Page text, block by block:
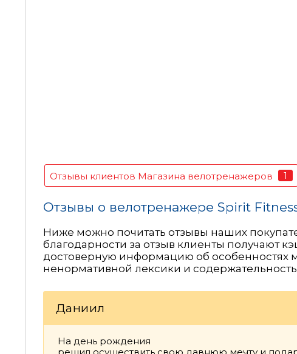
Отзывы клиентов Магазина велотренажеров 1
Отзывы о велотренажере Spirit
Ниже можно почитать отзывы наших
благодарности за отзыв клиенты получают
достоверную информацию об особенностях
ненормативной лексики и
Даниил
На день рождения